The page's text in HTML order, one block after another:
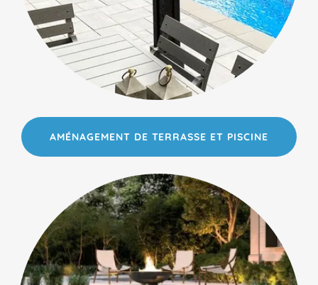
AMÉNAGEMENT DE TERRASSE ET PISCINE